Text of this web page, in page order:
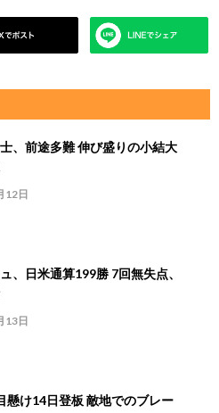
、前途多難 伸び盛りの小結大
12日
、日米通算199勝 7回無失点、
13日
懸け14日登板 敵地でのブレー